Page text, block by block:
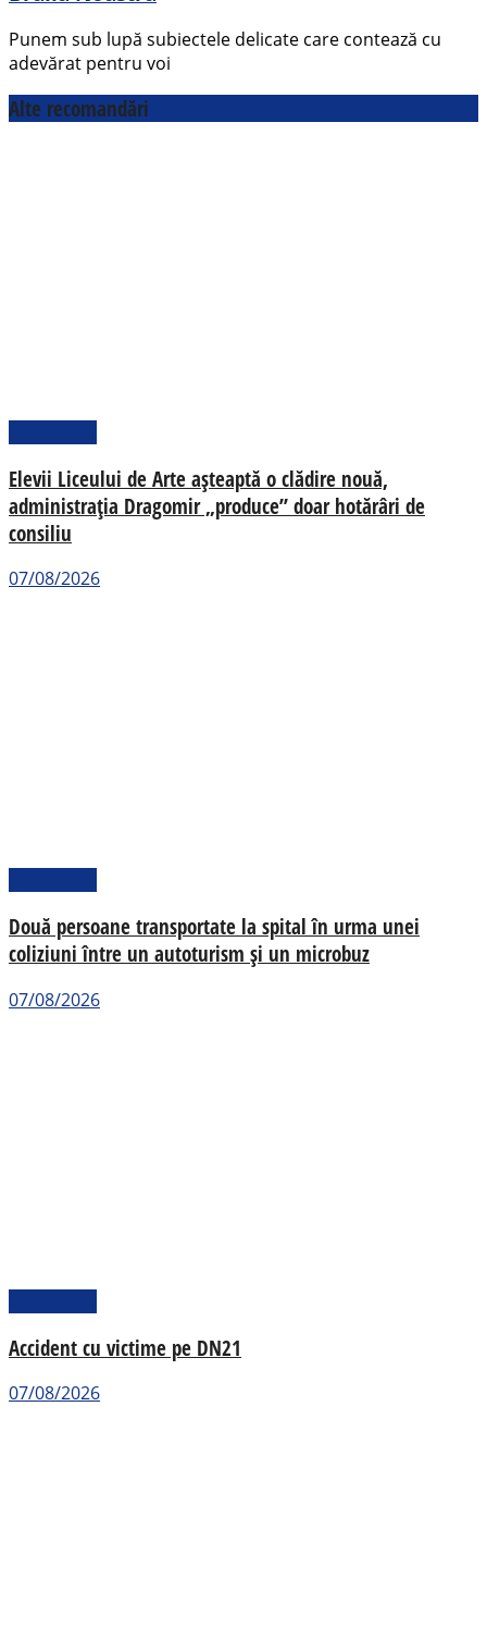
Punem sub lupă subiectele delicate care contează cu
adevărat pentru voi
Alte recomandări
Elevii Liceului de Arte așteaptă o clădire nouă,
administrația Dragomir „produce” doar hotărâri de
consiliu
07/08/2026
Două persoane transportate la spital în urma unei
coliziuni între un autoturism și un microbuz
07/08/2026
Accident cu victime pe DN21
07/08/2026